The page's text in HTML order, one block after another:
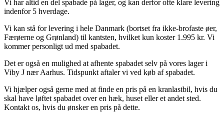
Vi har altid en del spabade på lager, og kan derfor ofte klare levering
indenfor 5 hverdage.
Vi kan stå for levering i hele Danmark (bortset fra ikke-brofaste øer,
Færøerne og Grønland) til kantsten, hvilket kun koster 1.995 kr. Vi
kommer personligt ud med spabadet.
Det er også en mulighed at afhente spabadet selv på vores lager i
Viby J nær Aarhus. Tidspunkt aftaler vi ved køb af spabadet.
Vi hjælper også gerne med at finde en pris på en kranlastbil, hvis du
skal have løftet spabadet over en hæk, huset eller et andet sted.
Kontakt os, hvis du ønsker en pris på dette.